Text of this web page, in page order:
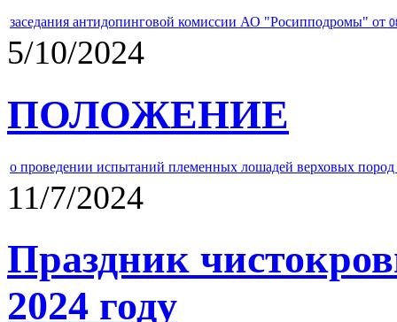
заседания антидопинговой комиссии АО "Росипподромы" от
5/10/2024
ПОЛОЖЕНИЕ
о проведении испытаний племенных лошадей верховых
11/7/2024
Праздник
2024 году